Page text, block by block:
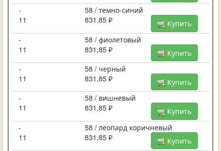
-
58 / темно-синий
11
831,85 ₽
Купить
-
58 / фиолетовый
11
831,85 ₽
Купить
-
58 / черный
11
831,85 ₽
Купить
-
58 / вишневый
11
831,85 ₽
Купить
-
58 / леопард коричневый
11
831,85 ₽
Купить